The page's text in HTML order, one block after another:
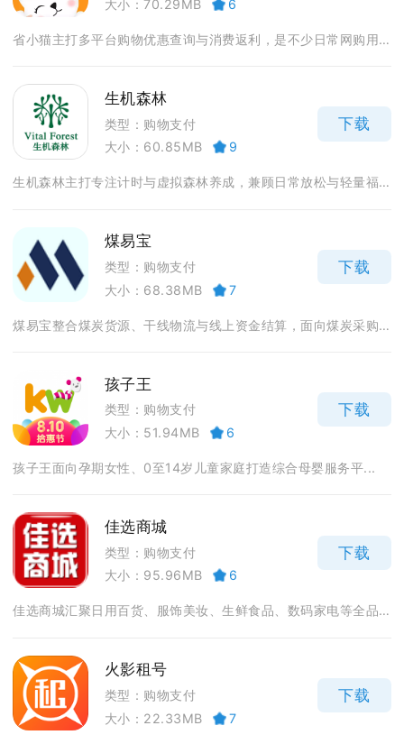
大小：70.29MB 6
省小猫主打多平台购物优惠查询与消费返利，是不少日常网购用...
生机森林
类型：购物支付
大小：60.85MB
9
下载
生机森林主打专注计时与虚拟森林养成，兼顾日常放松与轻量福...
煤易宝
类型：购物支付
大小：68.38MB
7
下载
煤易宝整合煤炭货源、干线物流与线上资金结算，面向煤炭采购...
孩子王
类型：购物支付
大小：51.94MB
6
下载
孩子王面向孕期女性、0至14岁儿童家庭打造综合母婴服务平...
佳选商城
类型：购物支付
大小：95.96MB
6
下载
佳选商城汇聚日用百货、服饰美妆、生鲜食品、数码家电等全品...
火影租号
类型：购物支付
大小：22.33MB
7
下载